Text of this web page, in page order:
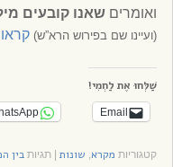
ואומריםשאנו קובעים
(ועיינו שם בפירוש הרא”ש)
שַׁלְּחוּ אֶת לַחְמִי!
Email
קטגוריות מקרא, שונות |תגיותבין